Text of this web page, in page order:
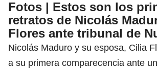
Fotos | Estos son los
retratos de Nicolás
Flores ante tribunal de
Nicolás Maduro y su esposa, Cilia
a su primera comparecencia ante